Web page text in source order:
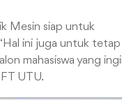
Mesin siap untuk
ini juga untuk tetap
mahasiswa yang
UTU.